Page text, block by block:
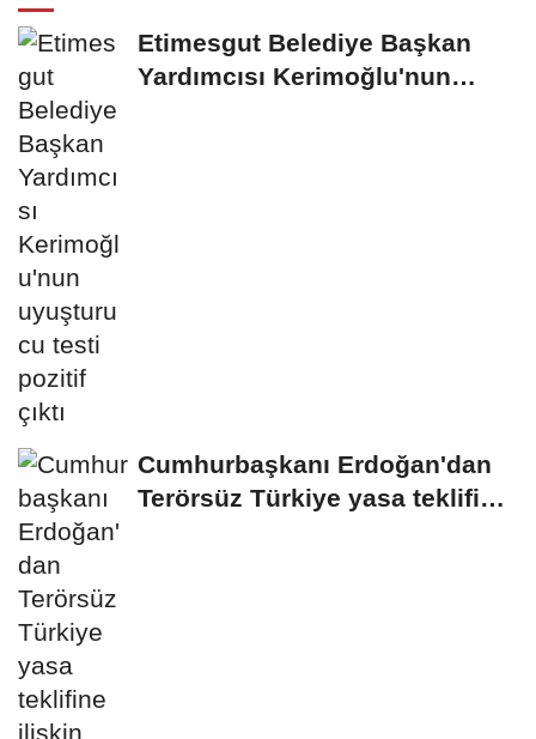
Etimesgut Belediye Başkan
Yardımcısı Kerimoğlu'nun
Cumhurbaşkanı Erdoğan'dan
Terörsüz Türkiye yasa teklifine